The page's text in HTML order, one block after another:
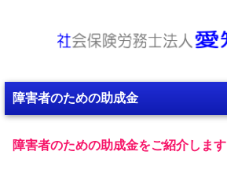
障害者のための助成金
障害者のための助成金をご紹介します